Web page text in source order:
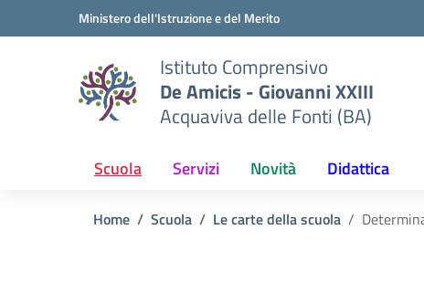
Vai ai contenuti
Vai al menu di navigazioneMinistero dell'Istruzione e del Merito
Istituto Comprensivo
De Amicis - Giovanni XXIII
Acquaviva delle Fonti (BA)
Scuola Servizi Novità Didattica
Home Scuola Le carte della scuola